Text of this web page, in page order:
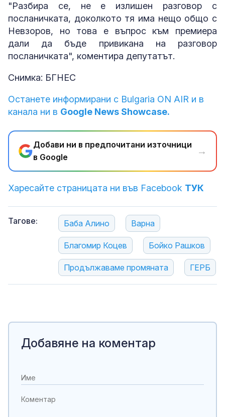
"Разбира се, не е излишен разговор с
посланичката, доколкото тя има нещо общо с
Невзоров, но това е въпрос към премиера
дали да бъде привикана на разговор
посланичката", коментира депутатът.
Снимка: БГНЕС
Останете информирани с Bulgaria ON AIR и в
канала ни в Google News Showcase.
Добави ни в предпочитани източници
в Google
→
Харесайте страницата ни във Facebook ТУК
Тагове: Баба Алино Варна
Благомир Коцев Бойко Рашков
Продължаваме промяната ГЕРБ
Добавяне на коментар